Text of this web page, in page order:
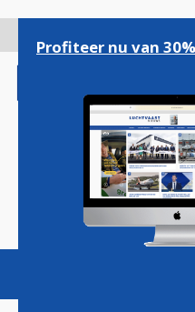
gaan
Magazine
Profiteer nu van